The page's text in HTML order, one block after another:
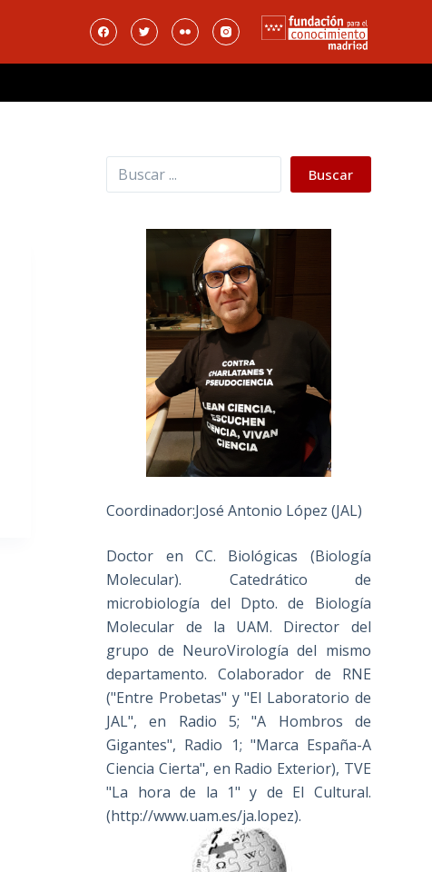
Buscar Buscar
Coordinador:José Antonio López (JAL)
Doctor en CC. Biológicas (Biología
Molecular). Catedrático de
microbiología del Dpto. de Biología
Molecular de la UAM. Director del
grupo de NeuroVirología del mismo
departamento. Colaborador de RNE
("Entre Probetas" y "El Laboratorio de
JAL", en Radio 5; "A Hombros de
Gigantes", Radio 1; "Marca España-A
Ciencia Cierta", en Radio Exterior), TVE
"La hora de la 1" y de El Cultural.
(http://www.uam.es/ja.lopez).